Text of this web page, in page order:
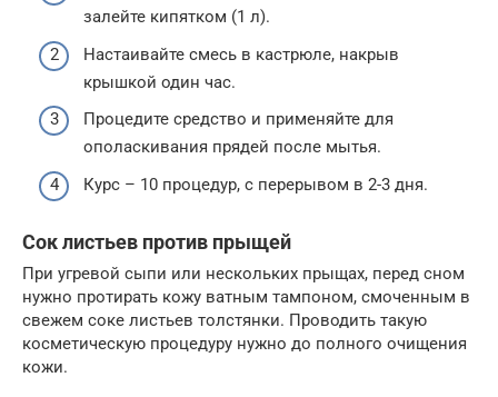
залейте кипятком (1 л).
Настаивайте смесь в кастрюле, накрыв
крышкой один час.
Процедите средство и применяйте для
ополаскивания прядей после мытья.
Курс – 10 процедур, с перерывом в 2-3 дня.
Сок листьев против прыщей
При угревой сыпи или нескольких прыщах, перед сном
нужно протирать кожу ватным тампоном, смоченным в
свежем соке листьев толстянки. Проводить такую
косметическую процедуру нужно до полного очищения
кожи.